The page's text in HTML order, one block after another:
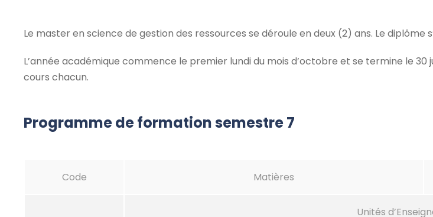
Le master en science de gestion des ressources se déroule en deux (2) ans. Le
L’année académique commence le premier lundi du mois d’octobre et se termine le 30
cours chacun.
Programme de formation semestre 7
Code Matières
Unités